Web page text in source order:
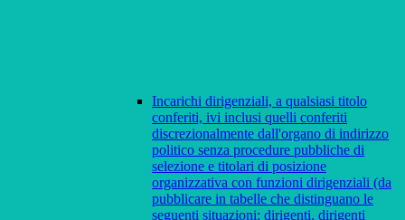
Incarichi dirigenziali, a qualsiasi titolo
conferiti, ivi inclusi quelli conferiti
discrezionalmente dall'organo di indirizzo
politico senza procedure pubbliche di
selezione e titolari di posizione
organizzativa con funzioni dirigenziali (da
pubblicare in tabelle che distinguano le
seguenti situazioni: dirigenti, dirigenti